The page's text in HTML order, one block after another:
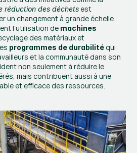
réduction des déchets est
un changement à grande échelle.
l’utilisation de machines
des matériaux et
programmes de durabilité qui
et la communauté dans son
non seulement à réduire le
mais contribuent aussi à une
et efficace des ressources.